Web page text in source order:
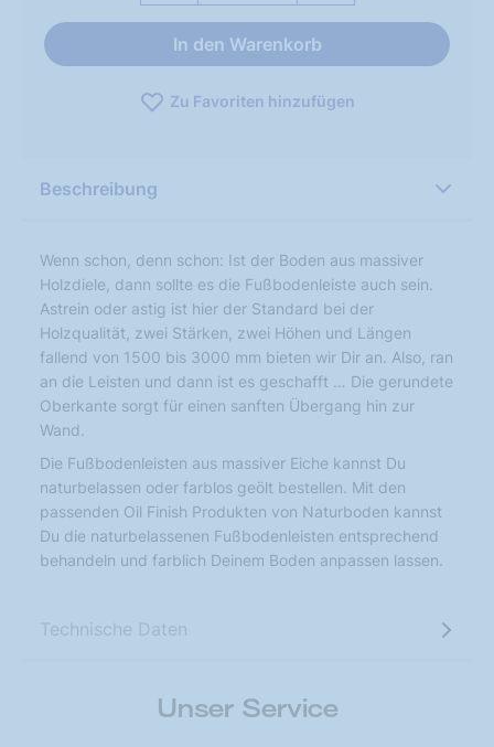
In den Warenkorb
Zu Favoriten hinzufügen
Beschreibung
Wenn schon, denn schon: Ist der Boden aus massiver
Holzdiele, dann sollte es die Fußbodenleiste auch sein.
Astrein oder astig ist hier der Standard bei der
Holzqualität, zwei Stärken, zwei Höhen und Längen
fallend von 1500 bis 3000 mm bieten wir Dir an. Also, ran
an die Leisten und dann ist es geschafft … Die gerundete
Oberkante sorgt für einen sanften Übergang hin zur
Wand.
Die Fußbodenleisten aus massiver Eiche kannst Du
naturbelassen oder farblos geölt bestellen. Mit den
passenden Oil Finish Produkten von Naturboden kannst
Du die naturbelassenen Fußbodenleisten entsprechend
behandeln und farblich Deinem Boden anpassen lassen.
Technische Daten
Unser Service